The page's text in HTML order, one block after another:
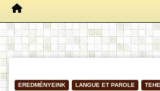
EREDMÉNYEINK LANGUE ET PAROLE